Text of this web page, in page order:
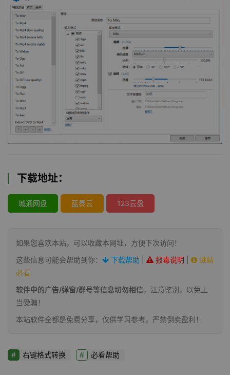
下载地址：
城通网盘 蓝奏云 123云盘
如果您喜欢本站，可以收藏本网址，方便下次访问！
这些信息可能会帮助到你：
下载帮助 报毒说明
进站
必看
软件中的广告/弹窗/群号等信息切勿相信，注意鉴别，以免上
当受骗！
本站软件全都是免费分享，仅供学习参考，严禁倒卖盈利！
右键格式转换 必看帮助